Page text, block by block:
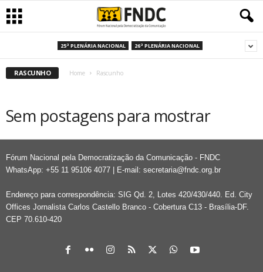
25ª PLENÁRIA NACIONAL 26ª PLENÁRIA NACIONAL
RASCUNHO Home Rascunho
Sem postagens para mostrar
Fórum Nacional pela Democratização da Comunicação - FNDC
WhatsApp: +55 11 95106 4077 | E-mail: secretaria@fndc.org.br
Endereço para correspondência: SIG Qd. 2, Lotes 420/430/440. Ed. City
Offices Jornalista Carlos Castello Branco - Cobertura C13 - Brasília-DF.
CEP 70.610-420